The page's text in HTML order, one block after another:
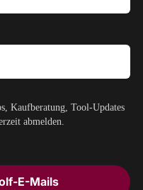
Kaufberatung, Tool-Updates
abmelden.
E-Mails